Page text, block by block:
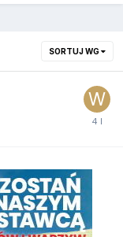
SORTUJ WG